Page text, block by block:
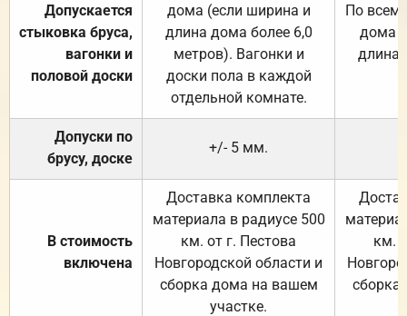
Допускается
стыковка бруса,
вагонки и
половой доски
дома (если ширина и
длина дома более 6,0
метров). Вагонки и
доски пола в каждой
отдельной комнате.
По
дома
длина
Допуски по
брусу, доске
+/- 5 мм.
В стоимость
включена
Доставка комплекта
материала в радиусе 500
км. от г. Пестова
Новгородской области и
сборка дома на вашем
участке.
км.